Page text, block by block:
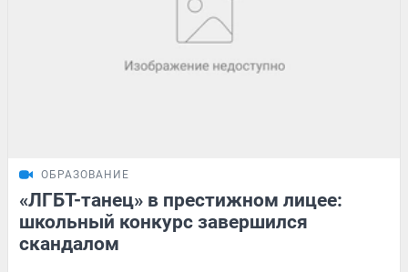
ОБРАЗОВАНИЕ
«ЛГБТ-танец» в престижном лицее:
школьный конкурс завершился
скандалом